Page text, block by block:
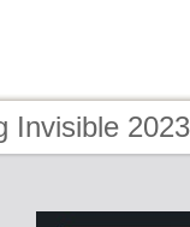
Invisible